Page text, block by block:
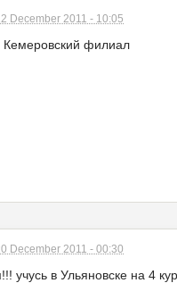
December 2011 - 10:05
Кемеровский филиал
December 2011 - 00:30
учусь в Ульяновске на 4